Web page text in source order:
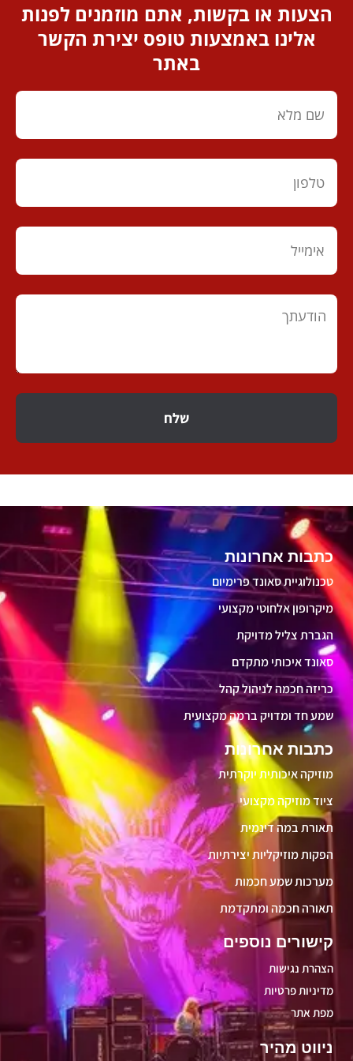
הצעות או בקשות, אתם מוזמנים לפנות
אלינו באמצעות טופס יצירת הקשר
באתר
שלח
ניווט מהיר
קישורים נוספים
הצהרת נגישות
מדיניות פרטיות
מפת אתר
כתבות אחרונות
מוזיקה איכותית יוקרתית
ציוד מוזיקה מקצועי
תאורת במה דינמית
הפקות מוזיקליות יצירתיות
מערכות שמע חכמות
תאורה חכמה ומתקדמת
כתבות אחרונות
טכנולוגיית סאונד פרימיום
מיקרופון אלחוטי מקצועי
הגברת צליל מדויקת
סאונד איכותי מתקדם
כריזה חכמה לניהול קהל
שמע חד ומדויק ברמה מקצועית